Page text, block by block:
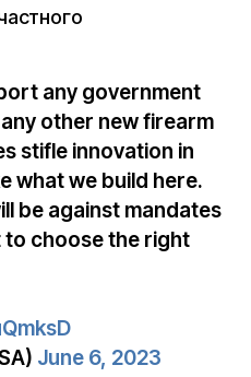
any government
other new firearm
stifle innovation in
what we build here.
be against mandates
choose the right
June 6, 2023